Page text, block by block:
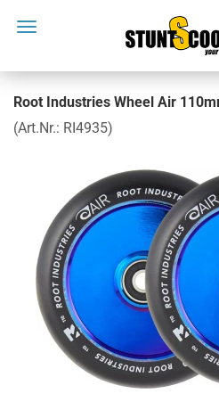
Root Industries Wheel Air
(Art.Nr.: RI4935)